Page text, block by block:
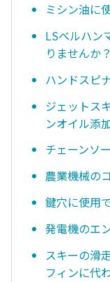
ミシン油に
LSベルハン
りませんか？
ハンドスピ
ジェットス
ンオイル添
チェーンソ
農業機械の
鍵穴に使用
発電機のエ
スキーの滑
フィンに代